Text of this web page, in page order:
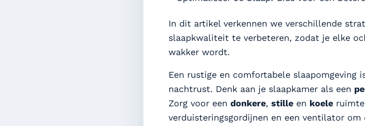
In dit artikel verkennen we verschillende
slaapkwaliteit te verbeteren, zodat je elke
wakker wordt.
Een rustige en comfortabele slaapomgeving
nachtrust. Denk aan je slaapkamer als een
Zorg voor eendonkere,stille en koele
verduisteringsgordijnen en een ventilator